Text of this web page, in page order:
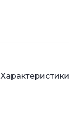
Характеристики